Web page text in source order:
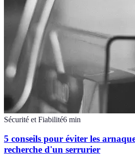
Sécurité et Fiabilité6 min
5 conseils pour éviter les
recherche d'un serrurier